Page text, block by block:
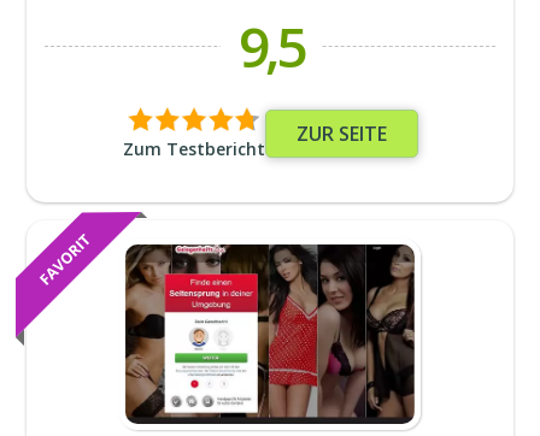
9,5
Zum Testbericht
ZUR SEITE